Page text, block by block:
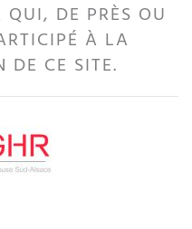
DE PRÈS OU
À LA
DE CE SITE.